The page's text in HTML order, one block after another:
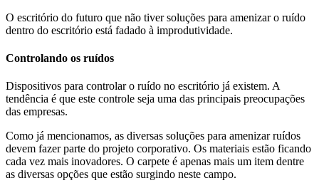
O escritório do futuro que não tiver soluções para amenizar o ruído
dentro do escritório está fadado à improdutividade.
Controlando os ruídos
Dispositivos para controlar o ruído no escritório já existem. A
tendência é que este controle seja uma das principais preocupações
das empresas.
Como já mencionamos, as diversas soluções para amenizar ruídos
devem fazer parte do projeto corporativo. Os materiais estão ficando
cada vez mais inovadores. O carpete é apenas mais um item dentre
as diversas opções que estão surgindo neste campo.